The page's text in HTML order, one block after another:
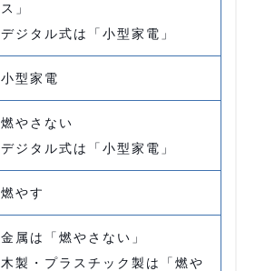
ス」
デジタル式は「小型家電」
小型家電
燃やさない
デジタル式は「小型家電」
燃やす
金属は「燃やさない」
木製・プラスチック製は「燃や